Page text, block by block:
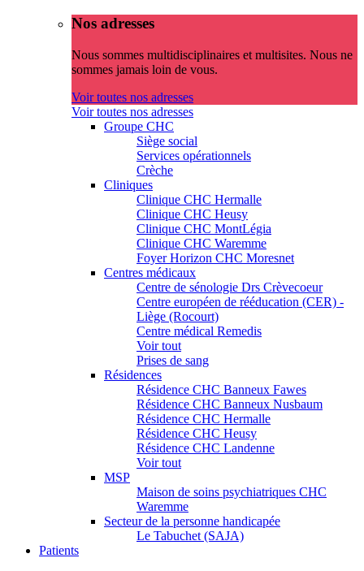
Nos adresses
Nous sommes multidisciplinaires et multisites. Nous ne
sommes jamais loin de vous.
Voir toutes nos adresses
Voir toutes nos adresses
Groupe CHC
Siège social
Services opérationnels
Crèche
Cliniques
Clinique CHC Hermalle
Clinique CHC Heusy
Clinique CHC MontLégia
Clinique CHC Waremme
Foyer Horizon CHC Moresnet
Centres médicaux
Centre de sénologie Drs Crèvecoeur
Centre européen de rééducation (CER) -
Liège (Rocourt)
Centre médical Remedis
Voir tout
Prises de sang
Résidences
Résidence CHC Banneux Fawes
Résidence CHC Banneux Nusbaum
Résidence CHC Hermalle
Résidence CHC Heusy
Résidence CHC Landenne
Voir tout
MSP
Maison de soins psychiatriques CHC
Waremme
Secteur de la personne handicapée
Le Tabuchet (SAJA)
Patients